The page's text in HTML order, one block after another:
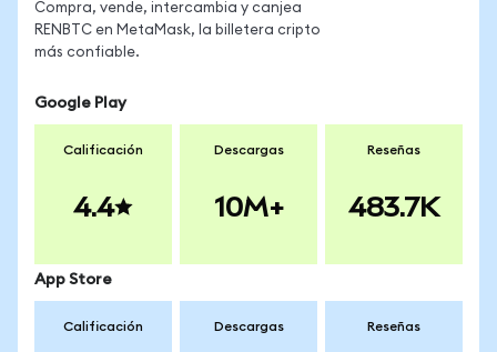
Compra, vende, intercambia y canjea
RENBTC en MetaMask, la billetera cripto
más confiable.
Google Play
Calificación
4.4
Descargas
10M+
Reseñas
483.7K
App Store
Calificación Descargas Reseñas